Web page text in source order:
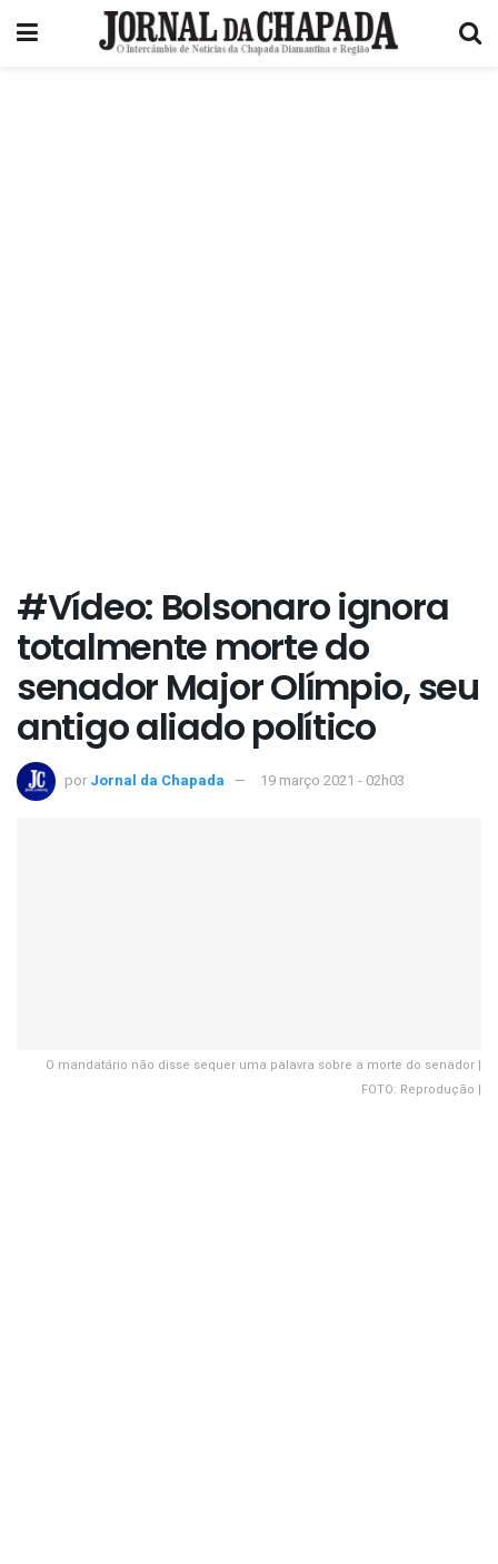
#Vídeo: Bolsonaro ignora
totalmente morte do
senador Major Olímpio, seu
antigo aliado político
por Jornal da Chapada 19 março 2021 - 02h03
O mandatário não disse sequer uma palavra sobre a morte do senador |
FOTO: Reprodução |